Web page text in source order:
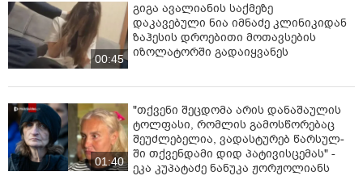
00:45
გიგა ავალიანის საქმეზე
დაკავებული ნია იმნაძე კლინიკიდან
ზაჰესის დროებითი მოთავსების
იზოლატორში გადაიყვანეს
01:40
"თქვენი შეცდომა არის დანაშაულის
ტოლფასი, რომ­ლის გა­მოს­წო­რე­ბაც
შე­უძ­ლე­ბე­ლია, ვა­დას­ტუ­რებ წარ­სულ­
ში თქვენ­და­მი დიდ პა­ტი­ვის­ცე­მას" -
ეკა კუპატაძე ნანუკა ჟორჟოლიანს